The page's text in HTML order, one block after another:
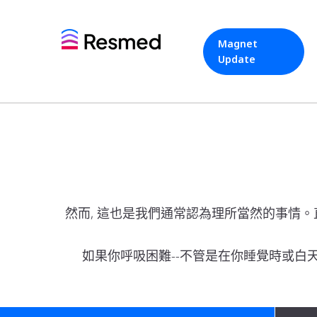
Magnet
Update
然而, 這也是我們通常認為理所當然的事情
如果你呼吸困難--不管是在你睡覺時或白